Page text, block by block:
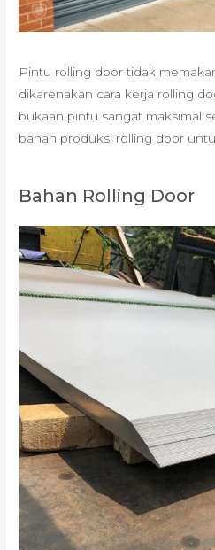
Pintu rolling door tidak
dikarenakan cara kerja rolling
bukaan pintu sangat maksimal
bahan produksi rolling door
Bahan Rolling Door